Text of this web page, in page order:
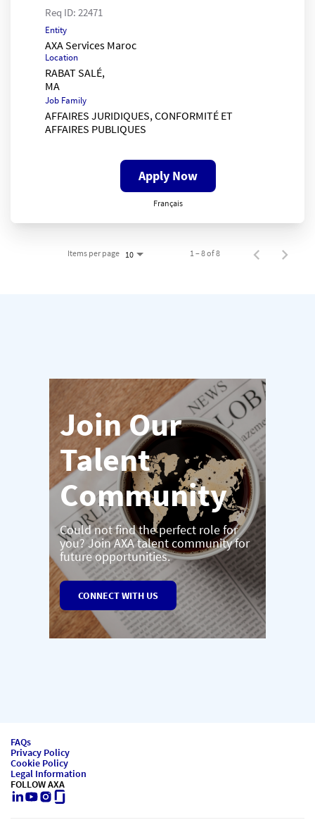
Req ID: 22471
Entity
AXA Services Maroc
Location
RABAT SALÉ,
Job Family
AFFAIRES JURIDIQUES, CONFORMITÉ ET
AFFAIRES PUBLIQUES
Apply Now
Français
Items per page 10 1 – 8 of 8
Join Our
Talent
Community
Could not find the perfect role for
you? Join AXA talent community for
future opportunities.
CONNECT WITH US
FAQs
Privacy Policy
Cookie Policy
Legal Information
FOLLOW AXA
LinkedIn
Youtube
Instagram
Glassdoor